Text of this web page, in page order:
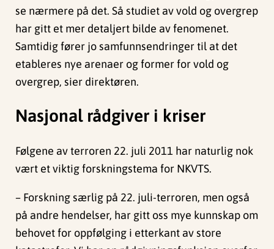
se nærmere på det. Så studiet av vold og overgrep
har gitt et mer detaljert bilde av fenomenet.
Samtidig fører jo samfunnsendringer til at det
etableres nye arenaer og former for vold og
overgrep, sier direktøren.
Nasjonal rådgiver i kriser
Følgene av terroren 22. juli 2011 har naturlig nok
vært et viktig forskningstema for NKVTS.
– Forskning særlig på 22. juli-terroren, men også
på andre hendelser, har gitt oss mye kunnskap om
behovet for oppfølging i etterkant av store